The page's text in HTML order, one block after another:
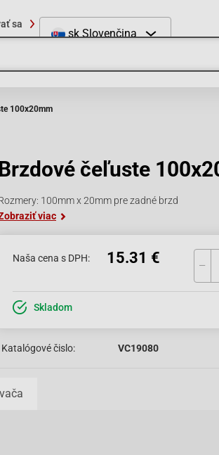
sa
sk Slovenčina
100x20mm
Brzdové čeľuste
100mm x 20mm pre zadné brzd
viac
Naša cena s DPH: 15.31 €
Skladom
Katalógové čislo: VC19080